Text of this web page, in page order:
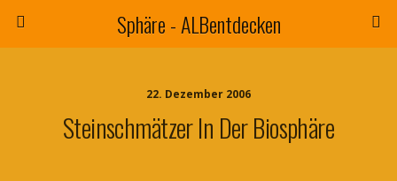
Sphäre - ALBentdecken
22. Dezember 2006
Steinschmätzer In Der Biosphäre